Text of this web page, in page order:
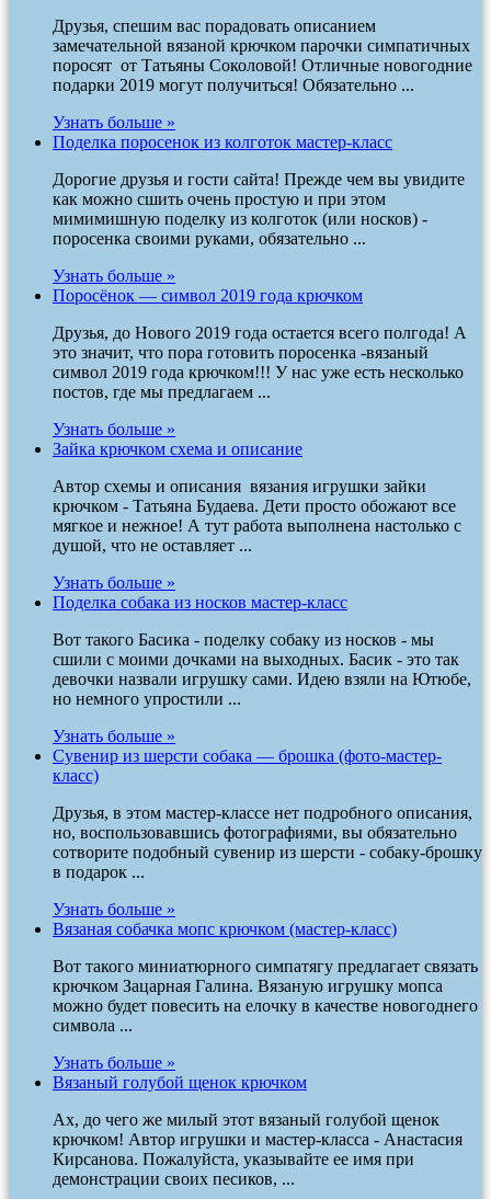
Друзья, спешим вас порадовать описанием
замечательной вязаной крючком парочки симпатичных
поросят от Татьяны Соколовой! Отличные новогодние
подарки 2019 могут получиться! Обязательно ...
Узнать больше »
Поделка поросенок из колготок мастер-класс
Дорогие друзья и гости сайта! Прежде чем вы увидите
как можно сшить очень простую и при этом
мимимишную поделку из колготок (или носков) -
поросенка своими руками, обязательно ...
Узнать больше »
Поросёнок — символ 2019 года крючком
Друзья, до Нового 2019 года остается всего полгода! А
это значит, что пора готовить поросенка -вязаный
символ 2019 года крючком!!! У нас уже есть несколько
постов, где мы предлагаем ...
Узнать больше »
Зайка крючком схема и описание
Автор схемы и описания вязания игрушки зайки
крючком - Татьяна Будаева. Дети просто обожают все
мягкое и нежное! А тут работа выполнена настолько с
душой, что не оставляет ...
Узнать больше »
Поделка собака из носков мастер-класс
Вот такого Басика - поделку собаку из носков - мы
сшили с моими дочками на выходных. Басик - это так
девочки назвали игрушку сами. Идею взяли на Ютюбе,
но немного упростили ...
Узнать больше »
Сувенир из шерсти собака — брошка (фото-мастер-
класс)
Друзья, в этом мастер-классе нет подробного описания,
но, воспользовавшись фотографиями, вы обязательно
сотворите подобный сувенир из шерсти - собаку-брошку
в подарок ...
Узнать больше »
Вязаная собачка мопс крючком (мастер-класс)
Вот такого миниатюрного симпатягу предлагает связать
крючком Зацарная Галина. Вязаную игрушку мопса
можно будет повесить на елочку в качестве новогоднего
символа ...
Узнать больше »
Вязаный голубой щенок крючком
Ах, до чего же милый этот вязаный голубой щенок
крючком! Автор игрушки и мастер-класса - Анастасия
Кирсанова. Пожалуйста, указывайте ее имя при
демонстрации своих песиков, ...